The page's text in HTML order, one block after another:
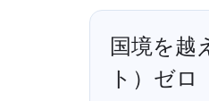
国境を越
ト）ゼロ